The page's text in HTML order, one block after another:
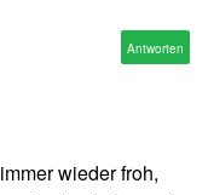
wieder froh,
Antworten